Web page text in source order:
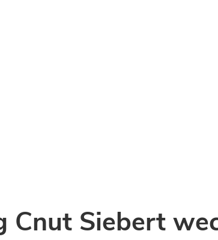
Cnut Siebert